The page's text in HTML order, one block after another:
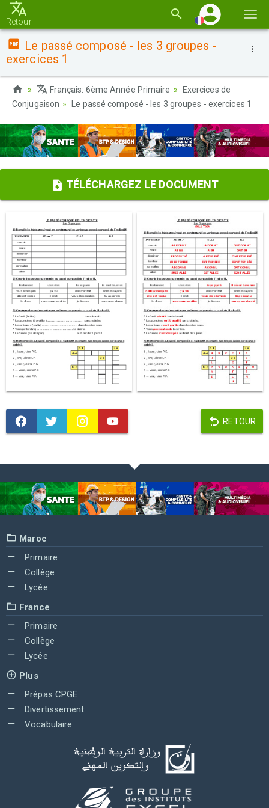
la
Retour
Le passé composé - les 3 groupes -
exercices 1
Français: 6ème Année Primaire
Exercices de
Conjugaison
Le passé composé - les 3 groupes - exercices 1
TÉLÉCHARGEZ LE DOCUMENT
RETOUR
Maroc
Primaire
Collège
Lycée
France
Primaire
Collège
Lycée
Plus
Prépas CPGE
Divertissement
Vocabulaire